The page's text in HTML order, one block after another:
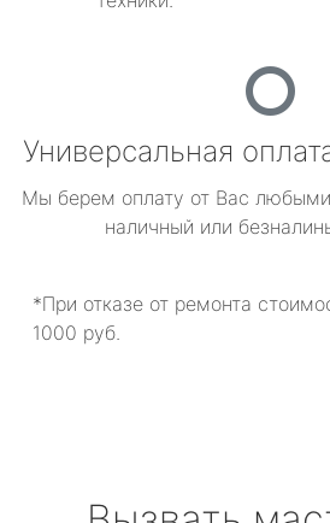
Универсальная
Мы берем оплату от Вас
наличный или
*При отказе от ремонта
1000 руб.